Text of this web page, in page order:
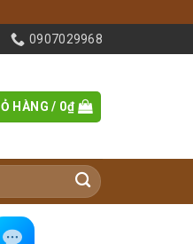
0907029968
HÀNG / 0₫